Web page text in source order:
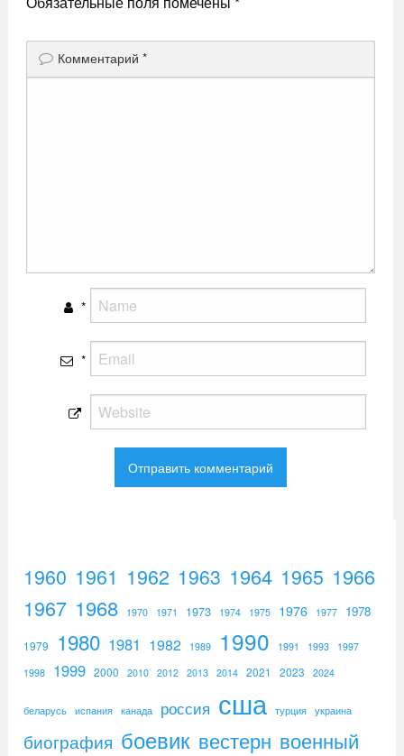
Комментарий *
*
*
1960 1961 1962 1963 1964 1965 1966
1967 1968 1970 1971 1973 1974 1975 1976 1977 1978
1979 1980 1981 1982 1989 1990 1991 1993
1997
1998
1999 2000 2010 2012 2013 2014 2021 2023 2024
беларусь испания канада россия сша турция украина
биография боевик вестерн военный